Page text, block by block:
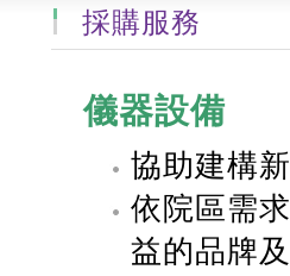
採購服務
儀器設備
協助建構
依院區需
益的品牌